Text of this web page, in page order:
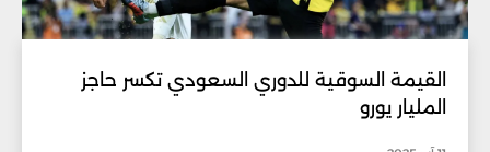
القيمة السوقية للدوري السعودي تكسر حاجز
المليار يورو